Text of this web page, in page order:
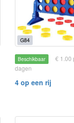
G84
Beschikbaar
€ 1.00
dagen
4 op een rij